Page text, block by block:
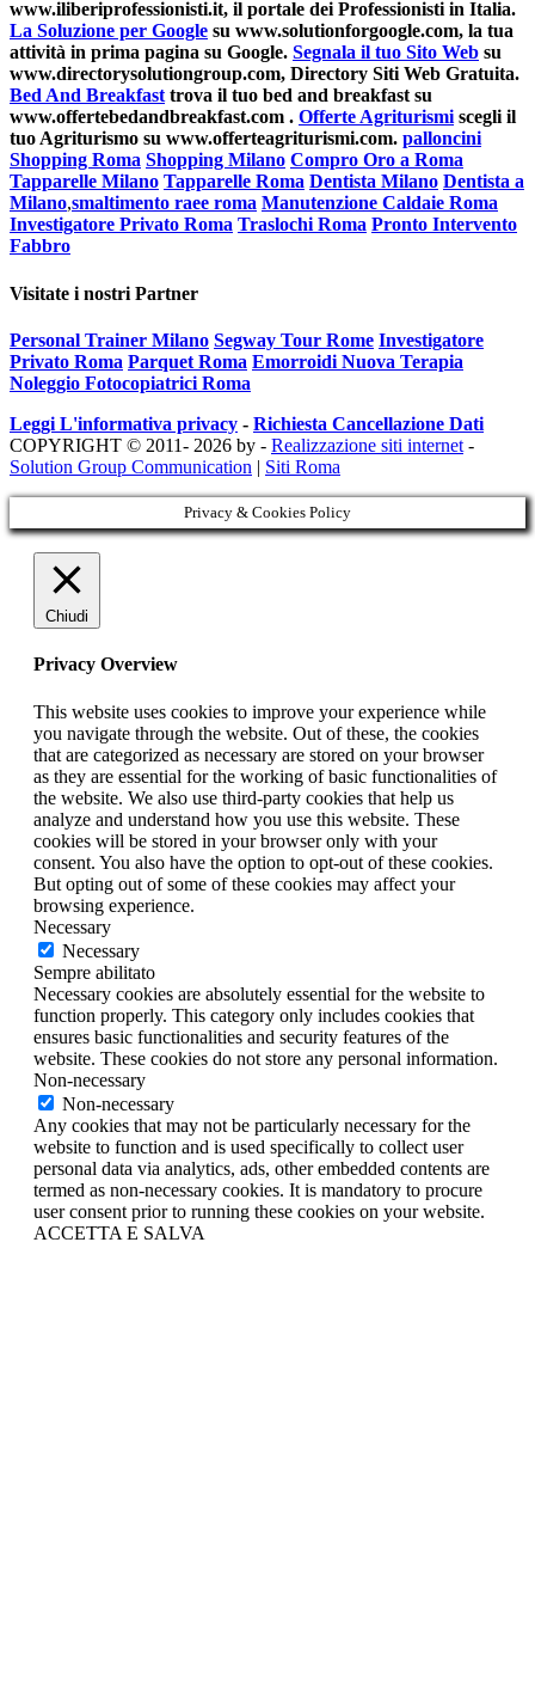
www.iliberiprofessionisti.it, il portale dei Professionisti in Italia.
La Soluzione per Google su www.solutionforgoogle.com, la tua
attività in prima pagina su Google. Segnala il tuo Sito Web su
www.directorysolutiongroup.com, Directory Siti Web Gratuita.
Bed And Breakfasttrova il tuo bed and breakfast su
www.offertebedandbreakfast.com . Offerte Agriturismiscegli il
tuo Agriturismo su www.offerteagriturismi.com. palloncini
Shopping Roma Shopping Milano Compro Oro a Roma
Tapparelle Milano Tapparelle Roma Dentista Milano Dentista a
Milano,smaltimento raee roma Manutenzione Caldaie Roma
Investigatore Privato Roma Traslochi Roma Pronto Intervento
Fabbro
Visitate i nostri Partner
Personal Trainer Milano Segway Tour Rome Investigatore
Privato Roma Parquet Roma Emorroidi Nuova Terapia
Noleggio Fotocopiatrici Roma
Leggi L'informativa privacy - Richiesta Cancellazione Dati
COPYRIGHT © 2011- 2026 by - Realizzazione siti internet -
Solution Group Communication | Siti Roma
Privacy & Cookies Policy
Chiudi
Privacy Overview
This website uses cookies to improve your experience while
you navigate through the website. Out of these, the cookies
that are categorized as necessary are stored on your browser
as they are essential for the working of basic functionalities of
the website. We also use third-party cookies that help us
analyze and understand how you use this website. These
cookies will be stored in your browser only with your
consent. You also have the option to opt-out of these cookies.
But opting out of some of these cookies may affect your
browsing experience.
Necessary
Necessary
Sempre abilitato
Necessary cookies are absolutely essential for the website to
function properly. This category only includes cookies that
ensures basic functionalities and security features of the
website. These cookies do not store any personal information.
Non-necessary
Non-necessary
Any cookies that may not be particularly necessary for the
website to function and is used specifically to collect user
personal data via analytics, ads, other embedded contents are
termed as non-necessary cookies. It is mandatory to procure
user consent prior to running these cookies on your website.
ACCETTA E SALVA